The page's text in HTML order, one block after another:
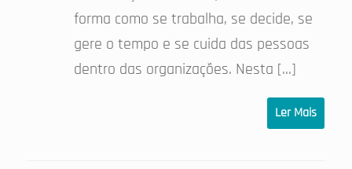
forma como se trabalha, se decide, se
gere o tempo e se cuida das pessoas
dentro das organizações. Nesta […]
Ler Mais